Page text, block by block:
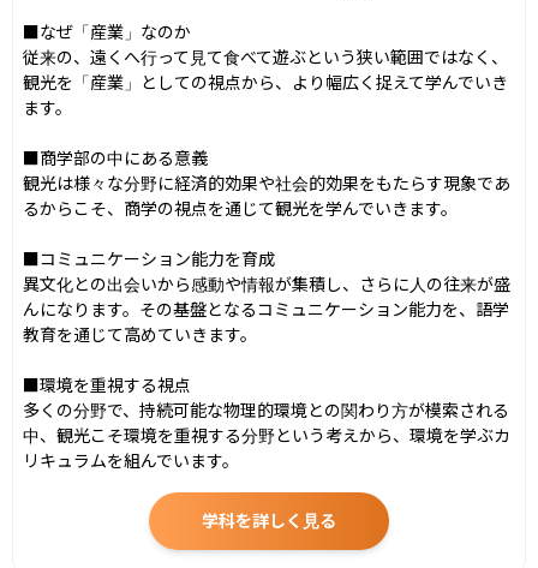
■なぜ「産業」なのか
従来の、遠くへ行って見て食べて遊ぶという狭い範囲ではなく、
観光を「産業」としての視点から、より幅広く捉えて学んでいき
ます。
■商学部の中にある意義
観光は様々な分野に経済的効果や社会的効果をもたらす現象であ
るからこそ、商学の視点を通じて観光を学んでいきます。
■コミュニケーション能力を育成
異文化との出会いから感動や情報が集積し、さらに人の往来が盛
んになります。その基盤となるコミュニケーション能力を、語学
教育を通じて高めていきます。
■環境を重視する視点
多くの分野で、持続可能な物理的環境との関わり方が模索される
中、観光こそ環境を重視する分野という考えから、環境を学ぶカ
リキュラムを組んでいます。
学科を詳しく見る